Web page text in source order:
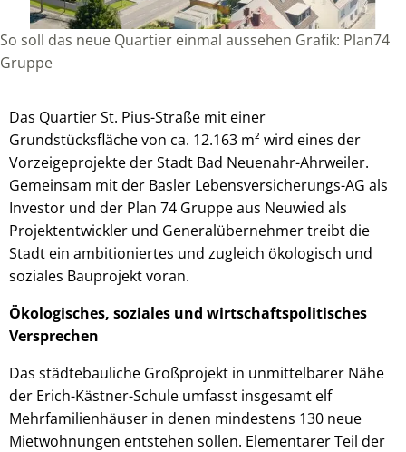
So soll das neue Quartier einmal aussehen Grafik: Plan74
Gruppe
Das Quartier St. Pius-Straße mit einer
Grundstücksfläche von ca. 12.163 m² wird eines der
Vorzeigeprojekte der Stadt Bad Neuenahr-Ahrweiler.
Gemeinsam mit der Basler Lebensversicherungs-AG als
Investor und der Plan 74 Gruppe aus Neuwied als
Projektentwickler und Generalübernehmer treibt die
Stadt ein ambitioniertes und zugleich ökologisch und
soziales Bauprojekt voran.
Ökologisches, soziales und wirtschaftspolitisches
Versprechen
Das städtebauliche Großprojekt in unmittelbarer Nähe
der Erich-Kästner-Schule umfasst insgesamt elf
Mehrfamilienhäuser in denen mindestens 130 neue
Mietwohnungen entstehen sollen. Elementarer Teil der